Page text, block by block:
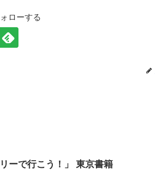
ローする
ーで行こう！」 東京書籍